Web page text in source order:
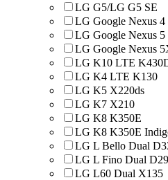
LG G5/LG G5 SE
LG Google Nexus 4
LG Google Nexus 5
LG Google Nexus
LG K10 LTE
LG K4 LTE K130
LG K5 X220ds
LG K7 X210
LG K8 K350E
LG K8 K350E
LG L Bello Dual
LG L Fino Dual
LG L60 Dual X135